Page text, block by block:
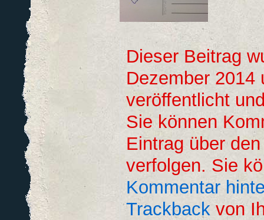
Dieser Beitrag
Dezember 2014
veröffentlicht
Sie können
Eintrag über
verfolgen. Sie
Kommentar
Trackbackvon